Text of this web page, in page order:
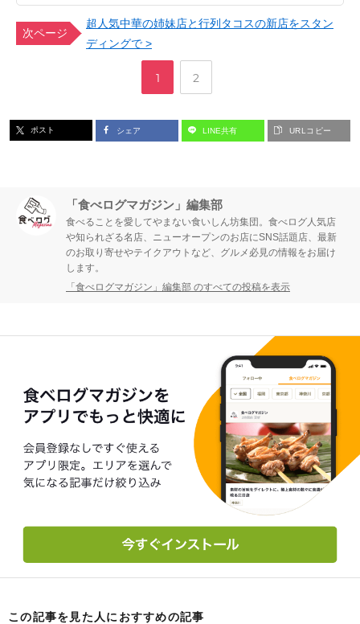
次ページ
超人気中華の姉妹店と行列タコスの新店をスタン
ディングで >
ペ
ジ
1
,
ペ
ジ
2
ポスト シェア LINE共有 URLコピー
「食べログマガジン」編集部
食べることを愛してやまない食いしん坊集団。食べログ人気店
や知られざる名店、ニューオープンのお店にSNS話題店、最新
のお取り寄せやテイクアウトなど、グルメ必見の情報をお届け
します。
「食べログマガジン」編集部 のすべての投稿を表示
この記事を見た人におすすめの記事